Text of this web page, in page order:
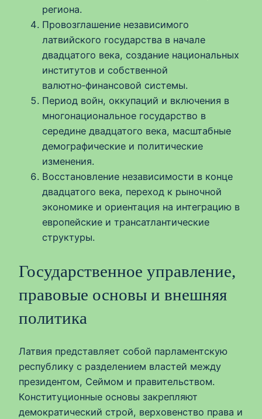
региона.
Провозглашение независимого
латвийского государства в начале
двадцатого века, создание национальных
институтов и собственной
валютно‑финансовой системы.
Период войн, оккупаций и включения в
многонациональное государство в
середине двадцатого века, масштабные
демографические и политические
изменения.
Восстановление независимости в конце
двадцатого века, переход к рыночной
экономике и ориентация на интеграцию в
европейские и трансатлантические
структуры.
Государственное управление,
правовые основы и внешняя
политика
Латвия представляет собой парламентскую
республику с разделением властей между
президентом, Сеймом и правительством.
Конституционные основы закрепляют
демократический строй, верховенство права и